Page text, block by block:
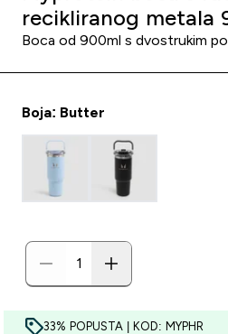
recikliranog metala
Boca od 900ml s dvostrukim
Boja: Butter
33% POPUSTA | KOD: MYPHR